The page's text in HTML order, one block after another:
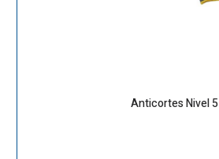
Anticortes Nivel 5